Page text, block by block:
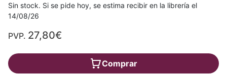
Sin stock. Si se pide hoy, se estima recibir en la librería el
14/08/26
PVP. 27,80€
Comprar